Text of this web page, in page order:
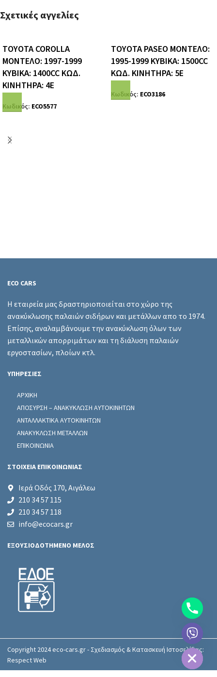
Σχετικές αγγελίες
TOYOTA COROLLA
ΜΟΝΤΕΛΟ: 1997-1999
ΚΥΒΙΚΑ: 1400CC ΚΩΔ.
ΚΙΝΗΤΗΡΑ: 4E
Κωδικός: ECO5577
TOYOTA PASEO ΜΟΝΤΕΛΟ:
1995-1999 ΚΥΒΙΚΑ: 1500CC
ΚΩΔ. ΚΙΝΗΤΗΡΑ: 5E
Κωδικός: ECO3186
ECO CARS
Η εταιρεία μας δραστηριοποιείται στο χώρο της
ανακύκλωσης παλαιών σιδήρων και μετάλλων απο το 1974.
Επίσης, αναλαμβάνουμε την ανακύκλωση όλων των
μεταλλικών απορριμάτων και τη διάλυση παλαιών
εργοστασίων, πλοίων κτλ.
ΥΠΗΡΕΣΙΕΣ
ΑΡΧΙΚΗ
ΑΠΟΣΥΡΣΗ – ΑΝΑΚΥΚΛΩΣΗ ΑΥΤΟΚΙΝΗΤΩΝ
ΑΝΤΑΛΛΑΚΤΙΚΑ ΑΥΤΟΚΙΝΗΤΩΝ
ΑΝΑΚΥΚΛΩΣΗ ΜΕΤΑΛΛΩΝ
ΕΠΙΚΟΙΝΩΝΙΑ
ΣΤΟΙΧΕΙΑ ΕΠΙΚΟΙΝΩΝΙΑΣ
Ιερά Οδός 170, Αιγάλεω
210 34 57 115
210 34 57 118
info@ecocars.gr
ΕΞΟΥΣΙΟΔΟΤΗΜΕΝΟ ΜΕΛΟΣ
Copyright 2024 eco-cars.gr - Σχεδιασμός & Κατασκευή Ιστοσελίδας:
Respect Web
Hide
chaty